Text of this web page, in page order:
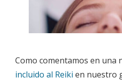
Como comentamos en una
incluido al Reiki en nuestro